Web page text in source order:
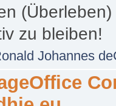
zu bleiben!
Johannes